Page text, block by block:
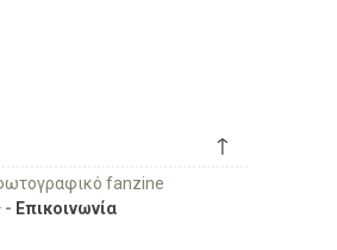
↑
fanzine
- Επικοινωνία